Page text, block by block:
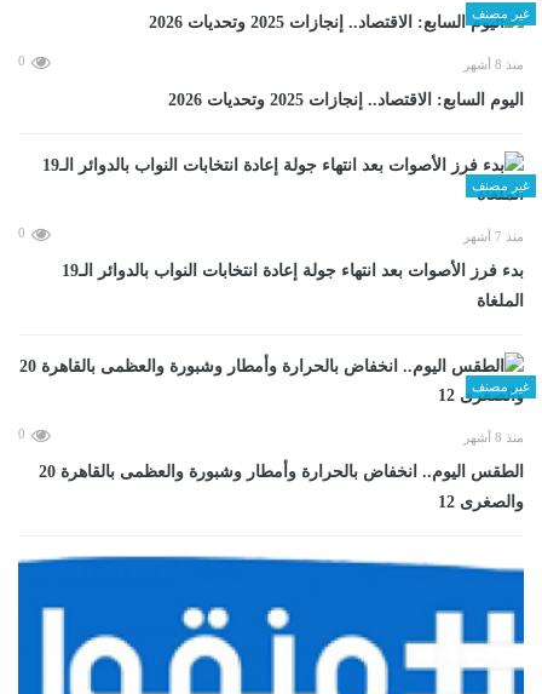
غير مصنف
منذ 8 أشهر 0
اليوم السابع: الاقتصاد.. إنجازات 2025 وتحديات 2026
غير مصنف
منذ 7 أشهر 0
بدء فرز الأصوات بعد انتهاء جولة إعادة انتخابات النواب بالدوائر الـ19
الملغاة
غير مصنف
منذ 8 أشهر 0
الطقس اليوم.. انخفاض بالحرارة وأمطار وشبورة والعظمى بالقاهرة 20
والصغرى 12